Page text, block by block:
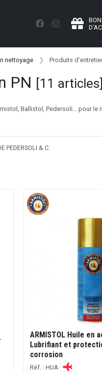
BON
nettoyage Produits
PN [11 articles]
Ballistol, Pedersoli... pour
PEDERSOLI & C.
ARMISTOL Huile en
Lubrifiant et
corrosion
Réf. : HUA